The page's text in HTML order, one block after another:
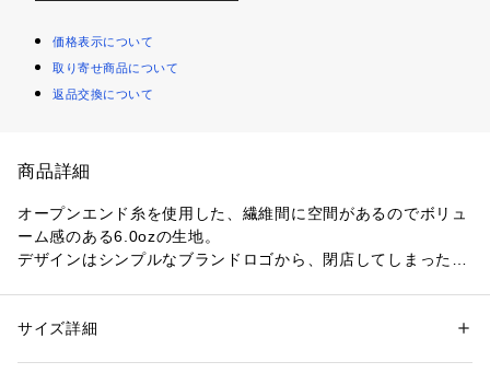
価格表示について
取り寄せ商品について
返品交換について
商品詳細
オープンエンド糸を使用した、繊維間に空間があるのでボリュ
ーム感のある6.0ozの生地。
デザインはシンプルなブランドロゴから、閉店してしまったパ
ツのグラフィックからインスパイアを受けたデザインなど遊び
性別：メンズ
素材：コットン100%
サイズ詳細